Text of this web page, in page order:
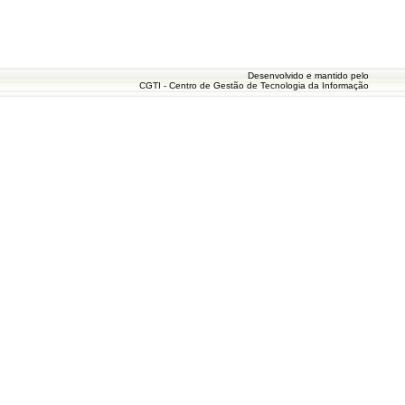
Desenvolvido e mantido pelo
CGTI - Centro de Gestão de Tecnologia da Informação